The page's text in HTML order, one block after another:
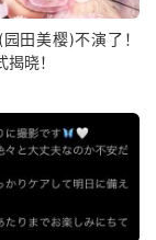
田美樱)不演了！
晓！